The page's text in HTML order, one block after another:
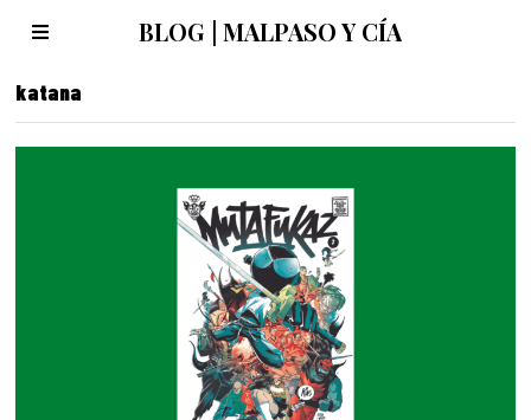
BLOG | MALPASO Y CÍA
katana